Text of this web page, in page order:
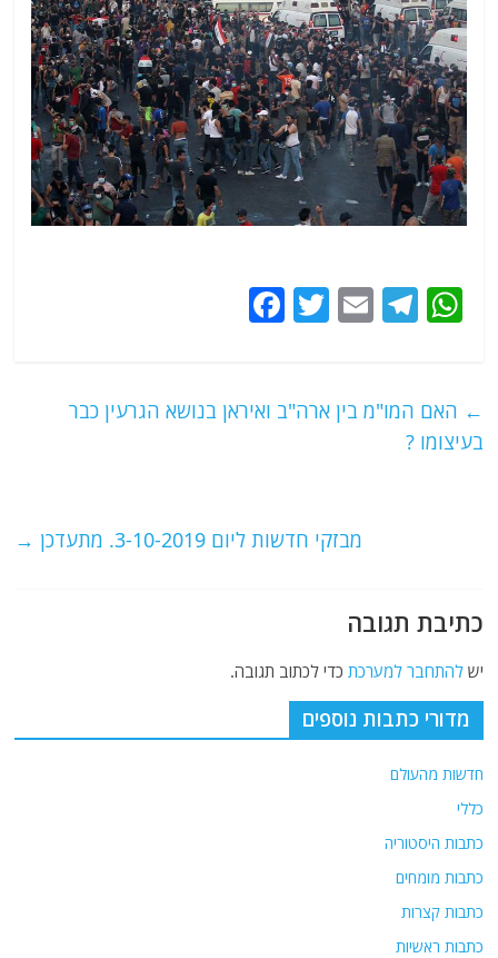
W
s
A
T
g
E
l
T
er
e
k
← האם המו"מ בין ארה"ב ואיראן בנושא הגרעין כבר
בעיצומו ?
מבזקי חדשות ליום 3-10-2019. מתעדכן →
כתיבת תגובה
ישלהתחבר למערכת כדי לכתוב תגובה.
מדורי כתבות נוספים
חדשות מהעולם
כללי
כתבות היסטוריה
כתבות מומחים
כתבות קצרות
כתבות ראשיות